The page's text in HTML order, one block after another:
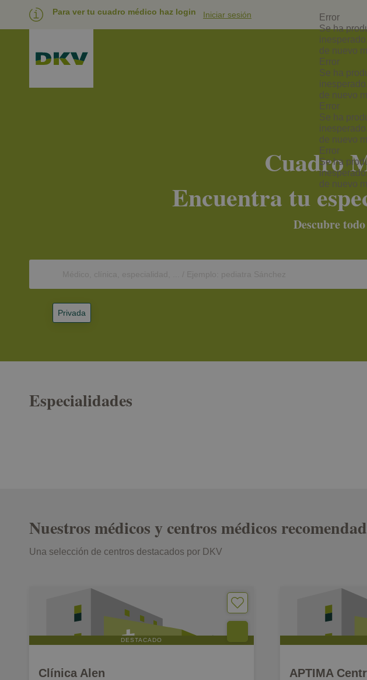
Para ver tu cuadro médico haz login Iniciar sesión
Cuadro
Encuentra tu
Descubre
Privada
Especialidades
Nuestros médicos y centros médicos
Una selección de centros destacados por DKV
DESTACADO
Clínica Alen APTIMA
Error
Se ha
de nuevo
Error
Se ha
de nuevo
Error
Se ha
de nuevo